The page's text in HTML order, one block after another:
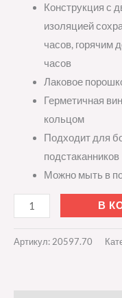
Конструкция с
изоляцией
часов, горячим
часов
Лаковое
Герметичная
кольцом
Подходит для
подстаканников
Можно мыть в
В
Артикул:20597.70